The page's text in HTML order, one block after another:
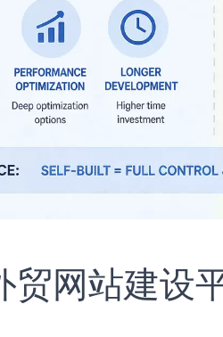
贸网站建设